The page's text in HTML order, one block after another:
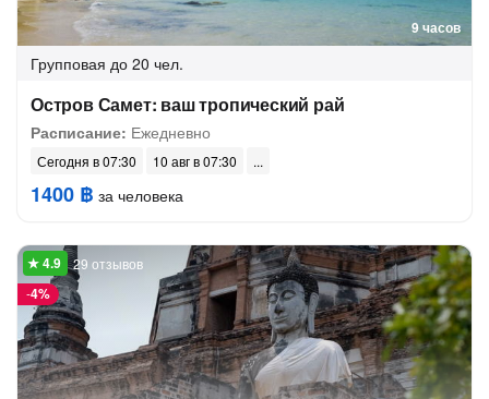
9 часов
Групповая до 20 чел.
Остров Самет: ваш тропический рай
Расписание: Ежедневно
Сегодня в 07:30 10 авг в 07:30
1400 ฿ за человека
-4%
29 отзывов